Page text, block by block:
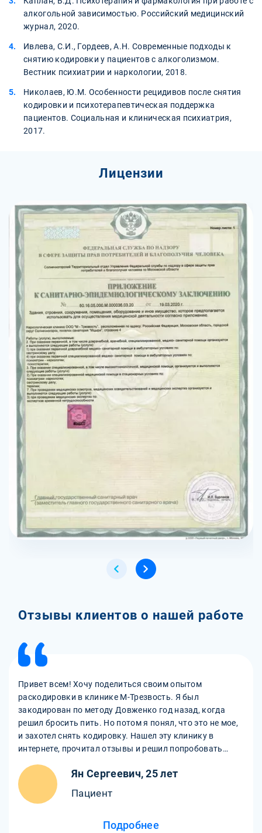
алкогольной зависимостью. Российский медицинский
журнал, 2020.
Ивлева, С.И., Гордеев, А.Н. Современные подходы к
снятию кодировки у пациентов с алкоголизмом.
Вестник психиатрии и наркологии, 2018.
Николаев, Ю.М. Особенности рецидивов после снятия
кодировки и психотерапевтическая поддержка
пациентов. Социальная и клиническая психиатрия,
2017.
Лицензии
Отзывы клиентов о нашей работе
Привет всем! Хочу поделиться своим опытом
раскодировки в клинике М-Трезвость. Я был
закодирован по методу Довженко год назад, когда
решил бросить пить. Но потом я понял, что это не мое,
и захотел снять кодировку. Нашел эту клинику в
интернете, прочитал отзывы и решил попробовать
наркологическом центре. И не пожалел! Все прошло
отлично, без боли и побочек. Врачи и персонал очень
добрые и внимательные, все объясняют и
счастливым, могу пить по случаю, но без излишеств.
Ян Сергеевич, 25 лет
Пациент
Подробнее